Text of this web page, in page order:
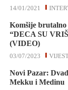
14/01/2021
Komšije
“DECA SU
(VIDEO)
03/07/2023
Novi Pazar:
Mekku i Medinu